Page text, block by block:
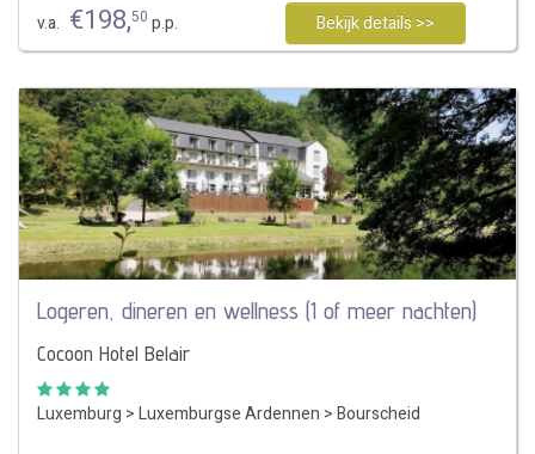
v.a. €198,50 p.p. Bekijk details >>
Logeren, dineren en wellness (1 of meer nachten)
Cocoon Hotel Belair
Luxemburg >Luxemburgse Ardennen >Bourscheid